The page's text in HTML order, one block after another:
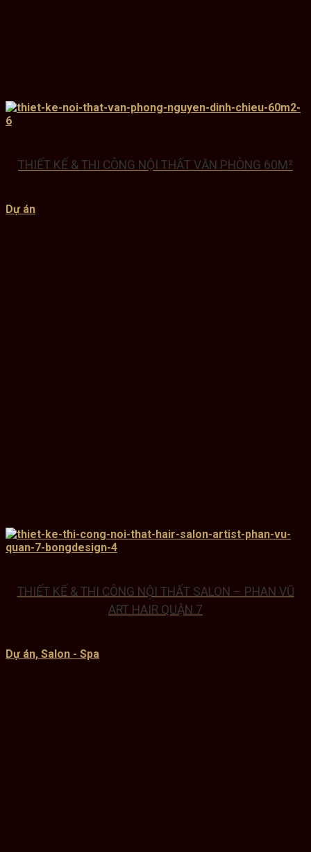
THIẾT KẾ & THI CÔNG NỘI THẤT VĂN PHÒNG 60M²
Dự án
THIẾT KẾ & THI CÔNG NỘI THẤT SALON – PHAN VŨ
ART HAIR QUẬN 7
Dự án, Salon - Spa